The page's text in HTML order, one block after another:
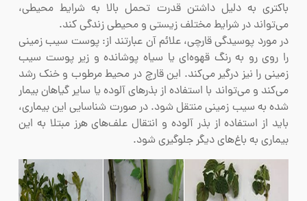
باکتری به دلیل داشتن قدرت تحمل بالا به شرایط محیطی،
می‌تواند در شرایط مختلف زیستی و محیطی زندگی کند.
در مورد پوسیدگی قارچی، علائم آن عبارتند از: پوست سیب زمینی
را روی رو به رنگ قهوه‌ای یا سیاه پوشانده و زیر پوست سیب
زمینی را نیز درگیر می‌کند. این قارچ در محیط مرطوب و خنک رشد
می‌کند و می‌تواند با استفاده از بذرهای آلوده یا سایر گیاهان بیمار
شده به سیب زمینی منتقل شود. در صورت شناسایی این بیماری،
باید از استفاده از بذر آلوده و انتقال علف‌های هرز مبتلا به این
بیماری به باغ‌های دیگر جلوگیری شود.